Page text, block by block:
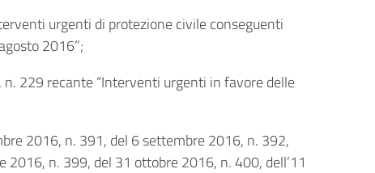
urgenti di protezione civile conseguenti
2016”;
229 recante “Interventi urgenti in favore delle
2016, n. 391, del 6 settembre 2016, n. 392,
n. 399, del 31 ottobre 2016, n. 400, dell’11